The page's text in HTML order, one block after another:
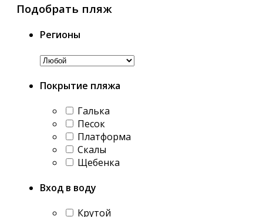
Подобрать пляж
Регионы
Покрытие пляжа
Галька
Песок
Платформа
Скалы
Щебенка
Вход в воду
Крутой